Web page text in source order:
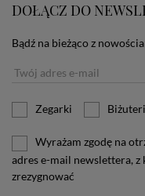
DOŁĄCZ DO
Bądź na bieżąco z
Zegarki
Wyrażam zgodę na
adres e-mail newslettera,
zrezygnować